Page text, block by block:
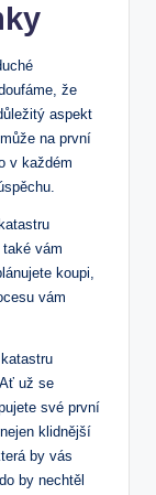
že
aspekt
na první
⁣v‍ každém
⁢vám‌
koupi,
vám
už‍ se
své první
klidnější
by‍ vás
by nechtěl